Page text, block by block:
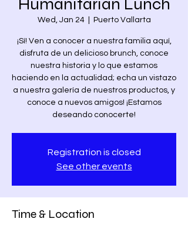
Humanitarian Lunch
Wed, Jan 24
  |
Puerto Vallarta
¡Sí! Ven a conocer a nuestra familia aquí,
disfruta de un delicioso brunch, conoce
nuestra historia y lo que estamos
haciendo en la actualidad; echa un vistazo
a nuestra galería de nuestros productos, y
conoce a nuevos amigos! ¡Estamos
deseando conocerte!
Registration is closed
See other events
Time & Location